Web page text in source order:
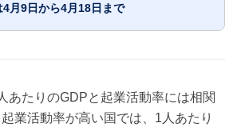
月9日から4月18日まで
あたりのGDPと起業活動率には相関
業活動率が高い国では、1人あたり